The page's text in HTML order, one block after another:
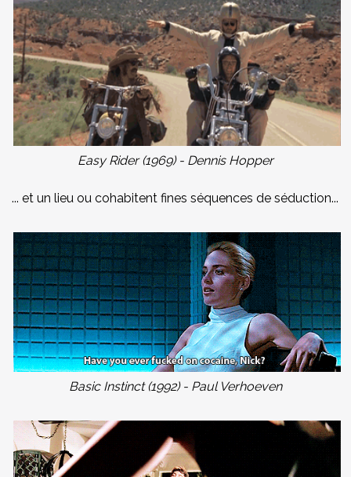
Easy Rider (1969) - Dennis Hopper
... et un lieu ou cohabitent fines séquences de séduction...
Basic Instinct (1992) - Paul Verhoeven